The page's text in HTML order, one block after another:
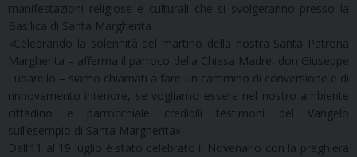
manifestazioni religiose e culturali che si svolgeranno presso la
Basilica di Santa Margherita.
«Celebrando la solennità del martirio della nostra Santa Patrona
Margherita – afferma il parroco della Chiesa Madre, don Giuseppe
Luparello – siamo chiamati a fare un cammino di conversione e di
rinnovamento interiore, se vogliamo essere nel nostro ambiente
cittadino e parrocchiale credibili testimoni del Vangelo
sull’esempio di Santa Margherita».
Dall’11 al 19 luglio è stato celebrato il Novenario con la preghiera